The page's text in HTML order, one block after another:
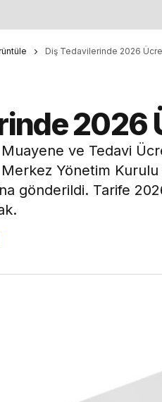
Diş Tedavilerinde 2026
2026
Muayene ve Tedavi
Yönetim Kurulu
gönderildi. Tarife